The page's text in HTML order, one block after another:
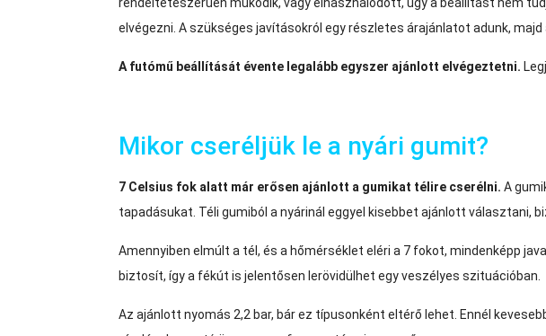
elvégezni. A szükséges javításokról egy részletes árajánlatot adunk, majd
A futómű beállítását évente legalább egyszer ajánlott elvégeztetni.
Mikor cseréljük le a nyári gumit?
7 Celsius fok alatt már erősen ajánlott a gumikat télire cserélni. A
tapadásukat. Téli gumiból a nyárinál eggyel kisebbet ajánlott választani,
Amennyiben elmúlt a tél, és a hőmérséklet eléri a 7 fokot, mindenképp
biztosít, így a fékút is jelentősen lerövidülhet egy veszélyes szituációban.
Az ajánlott nyomás 2,2 bar, bár ez típusonként eltérő lehet. Ennél